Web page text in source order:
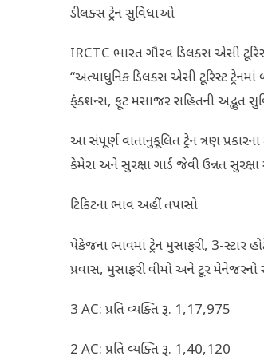
ડીલક્સ ટ્રેન સુવિધાઓ
IRCTC ભારત ગૌરવ ડિલક્સ એસી
“અત્યાધુનિક ડિલક્સ એસી ટૂરિસ્ટ
ફંક્શન્સ, ફૂટ મસાજર સહિતની અદ્ભુત
આ સંપૂર્ણ વાતાનુકૂલિત ટ્રેન ત્રણ
કેમેરા અને સુરક્ષા ગાર્ડ જેવી ઉન્નત
ટિકિટના ભાવ અહીં તપાસો
પેકેજના ભાવમાં ટ્રેન મુસાફરી, 3-સ્ટાર
પ્રવાસ, મુસાફરી વીમો અને ટૂર
3 AC: પ્રતિ વ્યક્તિ રૂ. 1,17,975
2 AC: પ્રતિ વ્યક્તિ રૂ. 1,40,120